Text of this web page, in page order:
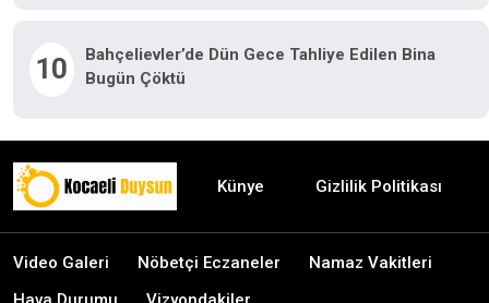
10
Bahçelievler’de Dün Gece Tahliye Edilen Bina
Bugün Çöktü
Künye Gizlilik Politikası
Video Galeri Nöbetçi Eczaneler
Namaz Vakitleri